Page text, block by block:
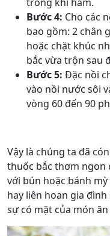
Bước 4: Cho các
bao gồm: 2 chân
hoặc chặt khúc
bắc vừa trộn sau
Bước 5: Đặc nồi
vào nồi nước sôi
vòng 60 đến 90
Vậy là chúng ta đã
thuốc bắc thơm ngon
với bún hoặc bánh
hay liên hoan gia
sự có mặt của món